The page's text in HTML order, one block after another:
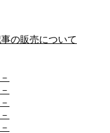
の販売について